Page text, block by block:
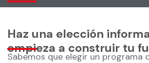
Haz una elección
empieza a construir tu
Sabemos que elegir un programa